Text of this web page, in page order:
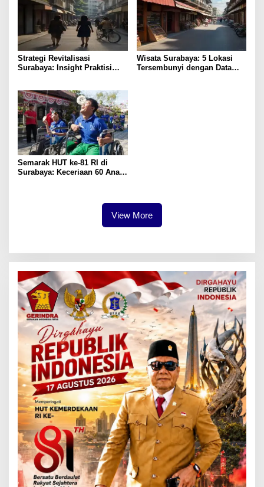
Strategi Revitalisasi
Surabaya: Insight Praktisi
Wisata Surabaya: 5 Lokasi
Tersembunyi dengan Data
Semarak HUT ke-81 RI di
Surabaya: Keceriaan 60 Anak
View More